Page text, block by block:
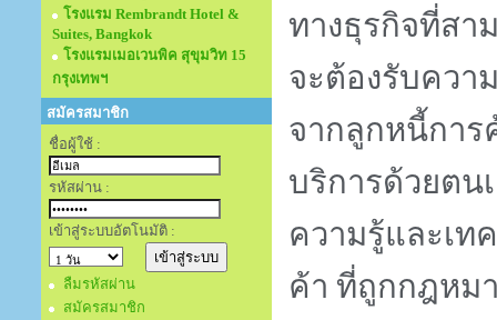
โรงแรม Rembrandt Hotel &
Suites, Bangkok
โรงแรมเมอเวนพิค สุขุมวิท 15
กรุงเทพฯ
สมัครสมาชิก
ชื่อผู้ใช้ :
รหัสผ่าน :
เข้าสู่ระบบอัตโนมัติ :
ลืมรหัสผ่าน
สมัครสมาชิก
ทางธุรกิจที่สา
จะต้องรับควา
จากลูกหนี้กา
บริการด้วยตน
ความรู้และเท
ค้า ที่ถูกกฎหม